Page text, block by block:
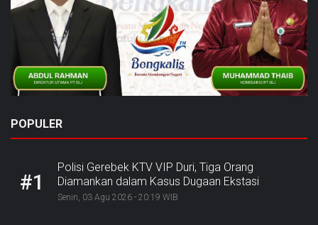
POPULER
#1
Polisi Gerebek KTV VIP Duri, Tiga Orang
Diamankan dalam Kasus Dugaan Ekstasi
Senin, 03 Agu 2026 - 20:19 WIB